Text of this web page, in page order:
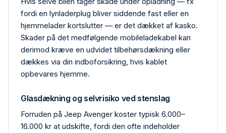
fordi en lynlader­plug bliver siddende fast eller en
hjemme­lader kortslutter — er det dækket af kasko.
Skader på det medfølgende mobile­ladekabel kan
derimod kræve en udvidet tilbehørs­dækning eller
dækkes via din indbo­forsikring, hvis kablet
opbevares hjemme.
Glasdækning og selvrisiko ved stenslag
Forruden på Jeep Avenger koster typisk 6.000–
16.000 kr at udskifte, fordi den ofte indeholder